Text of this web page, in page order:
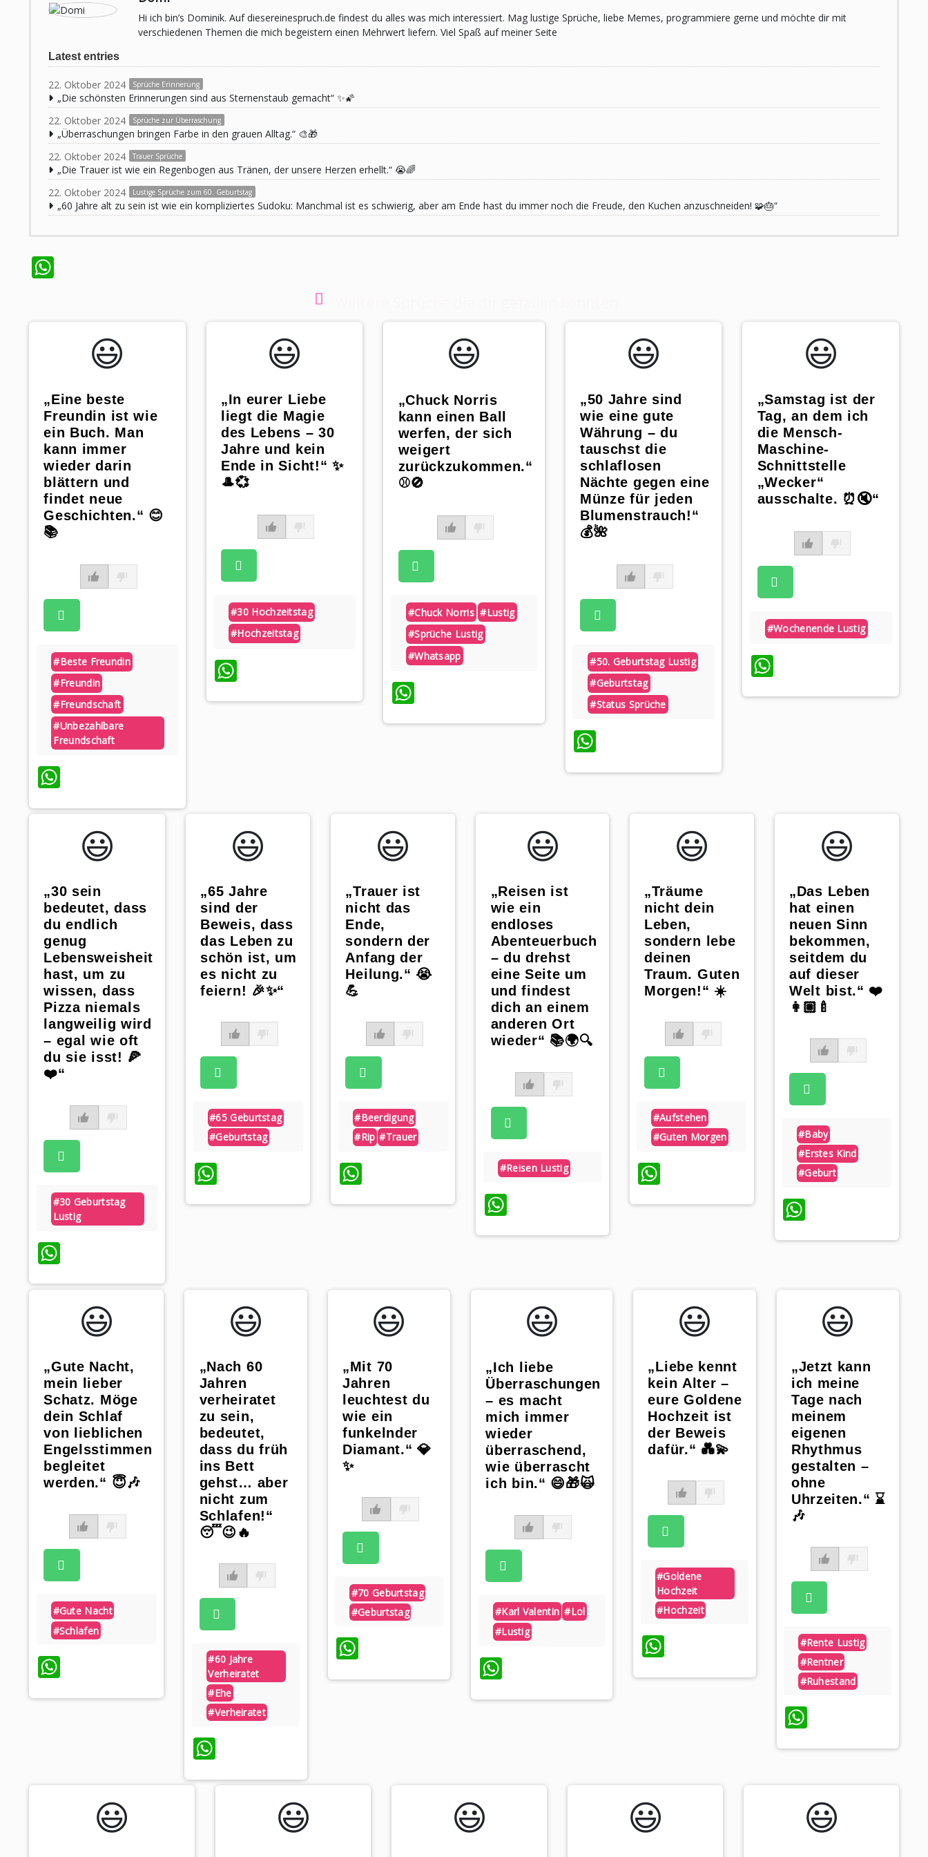
Hi ich bin’s Dominik. Auf diesereinespruch.de findest du alles was mich interessiert. Mag lustige Sprüche, liebe Memes, programmiere gerne und möchte dir mit
verschiedenen Themen die mich begeistern einen Mehrwert liefern. Viel Spaß auf meiner Seite
Latest entries
22. Oktober 2024 Sprüche Erinnerung
„Die schönsten Erinnerungen sind aus Sternenstaub gemacht“ ✨🌠
22. Oktober 2024
Sprüche zur Überraschung
„Überraschungen bringen Farbe in den grauen Alltag.“ 🎨🎁
22. Oktober 2024
Trauer Sprüche
„Die Trauer ist wie ein Regenbogen aus Tränen, der unsere Herzen erhellt.“ 😭🌈
22. Oktober 2024
Lustige Sprüche zum 60. Geburtstag
„60 Jahre alt zu sein ist wie ein kompliziertes Sudoku: Manchmal ist es schwierig, aber am Ende hast du immer noch die Freude, den Kuchen anzuschneiden! 🧩🎂“
😃️
„Eine beste
Freundin ist wie
ein Buch. Man
kann immer
wieder darin
blättern und
findet neue
Geschichten.“ 😊
📚
#beste Freundin
#freundin
#freundschaft
#unbezahlbare
Freundschaft
WhatsApp
😃️
„In eurer Liebe
liegt die Magie
des Lebens – 30
Jahre und kein
Ende in Sicht!“ ✨
🎩💞
#30 Hochzeitstag
#hochzeitstag
😃️
„Chuck Norris
kann einen Ball
werfen, der sich
weigert
zurückzukommen.“
⚾🚫
#chuck Norris #lustig
#sprüche Lustig
#whatsapp
WhatsApp
😃️
„50 Jahre sind
wie eine gute
Währung – du
tauschst die
schlaflosen
Nächte gegen eine
Münze für jeden
Blumenstrauch!“
💰🌺
#50. Geburtstag Lustig
#geburtstag
#status Sprüche
😃️
„Samstag ist der
Tag, an dem ich
die Mensch-
Maschine-
Schnittstelle
„Wecker“
ausschalte. ⏰🔇“
#wochenende Lustig
WhatsApp
😃️
„30 sein
bedeutet, dass
du endlich
genug
Lebensweisheit
hast, um zu
wissen, dass
Pizza niemals
langweilig wird
– egal wie oft
du sie isst! 🍕
❤️“
#30 Geburtstag
Lustig
WhatsApp
😃️
„65 Jahre
sind der
Beweis, dass
das Leben zu
schön ist, um
es nicht zu
feiern! 🎉✨“
#65 Geburtstag
#geburtstag
WhatsApp
😃️
„Trauer ist
nicht das
Ende,
sondern der
Anfang der
Heilung.“ 😭
💪
#beerdigung
#rip #trauer
WhatsApp
😃️
„Reisen ist
wie ein
endloses
Abenteuerbuch
– du drehst
eine Seite um
und findest
dich an einem
anderen Ort
wieder“ 📚🌍🔍
#reisen Lustig
WhatsApp
😃️
„Träume
nicht dein
Leben,
sondern lebe
deinen
Traum. Guten
Morgen!“ ☀️
#aufstehen
#guten Morgen
😃️
„Das Leben
hat einen
neuen Sinn
bekommen,
seitdem du
auf dieser
Welt bist.“ ❤️
👩🏼‍🍼
#baby
#erstes Kind
#geburt
😃️
„Gute Nacht,
mein lieber
Schatz. Möge
dein Schlaf
von lieblichen
Engelsstimmen
begleitet
werden.“ 😇🎶
#gute Nacht
#schlafen
WhatsApp
😃️
„Nach 60
Jahren
verheiratet
zu sein,
bedeutet,
dass du früh
ins Bett
gehst… aber
nicht zum
Schlafen!“
😴😉🔥
#60 Jahre
Verheiratet
#ehe
#verheiratet
WhatsApp
😃️
„Mit 70
Jahren
leuchtest du
wie ein
funkelnder
Diamant.“ 💎
✨
#70 Geburtstag
#geburtstag
😃️
„Ich liebe
Überraschungen
– es macht
mich immer
wieder
überraschend,
wie überrascht
ich bin.“ 😄🎁🙀
#karl Valentin #lol
#lustig
WhatsApp
😃️
„Liebe kennt
kein Alter –
eure Goldene
Hochzeit ist
der Beweis
dafür.“ 💑💫
#goldene
Hochzeit
#hochzeit
WhatsApp
😃️
„Jetzt kann
ich meine
Tage nach
meinem
eigenen
Rhythmus
gestalten –
ohne
Uhrzeiten.“ ⌛️
🎶
#rente Lustig
#rentner
#ruhestand
😃️ 😃️ 😃️ 😃️ 😃️